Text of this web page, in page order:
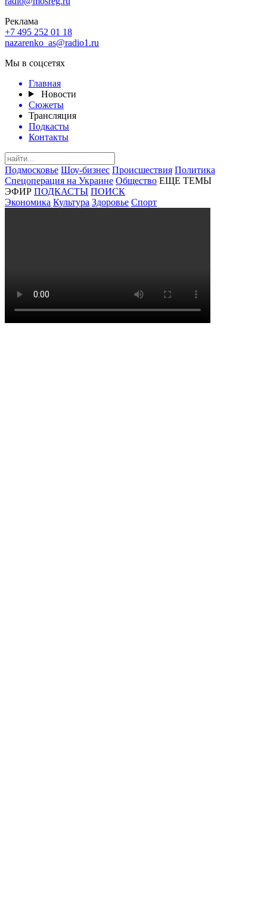
Реклама
+7 495 252 01 18
nazarenko_as@radio1.ru
Мы в соцсетях
Главная
Новости
Сюжеты
Трансляция
Подкасты
Контакты
Подмосковье Шоу-бизнес Происшествия Политика
Спецоперация на Украине Общество ЕЩЕ ТЕМЫ
ЭФИР ПОДКАСТЫ ПОИСК
Экономика Культура Здоровье Спорт